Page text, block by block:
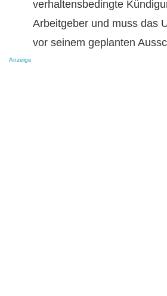
verhaltensbedingte
Arbeitgeber und muss das
vor seinem geplanten
Anzeige